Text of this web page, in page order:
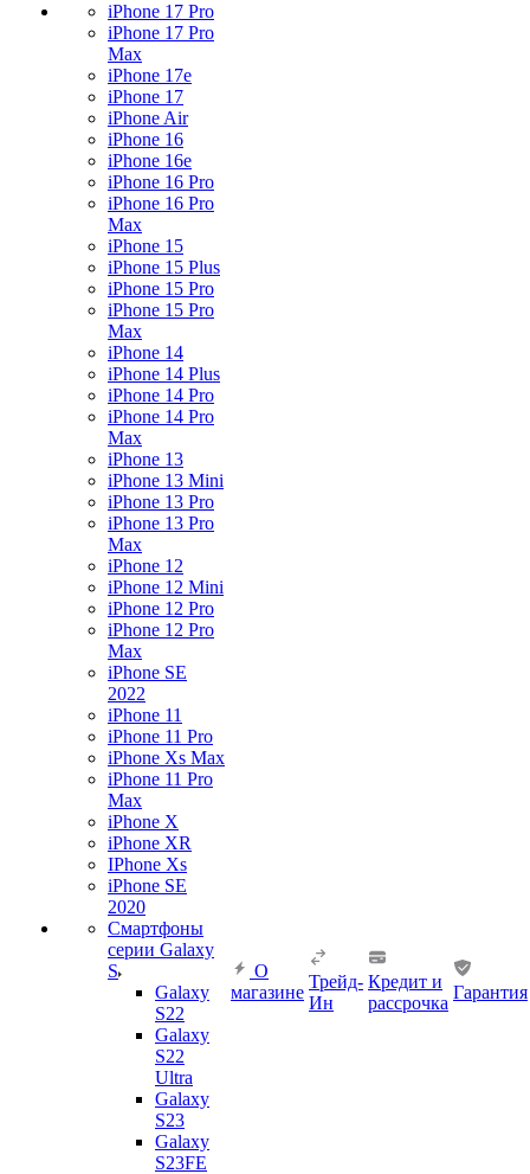
iPhone 17 Pro
iPhone 17 Pro
Max
iPhone 17e
iPhone 17
iPhone Air
iPhone 16
iPhone 16e
iPhone 16 Pro
iPhone 16 Pro
Max
iPhone 15
iPhone 15 Plus
iPhone 15 Pro
iPhone 15 Pro
Max
iPhone 14
iPhone 14 Plus
iPhone 14 Pro
iPhone 14 Pro
Max
iPhone 13
iPhone 13 Mini
iPhone 13 Pro
iPhone 13 Pro
Max
iPhone 12
iPhone 12 Mini
iPhone 12 Pro
iPhone 12 Pro
Max
iPhone SE
2022
iPhone 11
iPhone 11 Pro
iPhone Xs Max
iPhone 11 Pro
Max
iPhone X
iPhone XR
IPhone Xs
iPhone SE
2020
Смартфоны
серии Galaxy
S
Galaxy
S22
Galaxy
S22
Ultra
Galaxy
S23
Galaxy
S23FE
О
магазине
Трейд-
Ин
Кредит и
рассрочка
Гарантия